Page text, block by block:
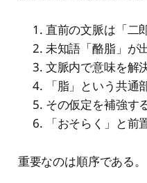
直前の文脈は「二
未知語「酪脂」が
文脈内で意味を解
「脂」という共
その仮定を補強す
「おそらく」と前
重要なのは順序である。